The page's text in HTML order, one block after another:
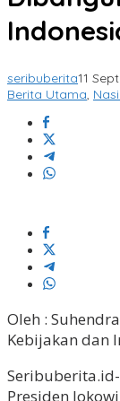
seribuberita11
Berita Utama,
Oleh :
Kebijakan dan
Seribuberita.id-
Presiden